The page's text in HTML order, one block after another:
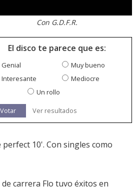
Con G.D.F.R.
El disco te parece que es:
Genial
Muy bueno
Interesante
Mediocre
Un rollo
Votar Ver resultados
10'. Con singles como
carrera Flo tuvo éxitos en